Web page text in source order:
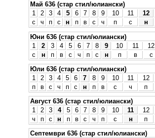
Май 636 (стар стил/юлиански)
1
2 3 4 5 6 7 8 9 10 11 12
с
ч п с н п в с ч п с н
Юни 636 (стар стил/юлиански)
1
2 3 4 5 6 7 8 9 10 11 12
с
н п в с ч п с н п в с
Юли 636 (стар стил/юлиански)
1
2 3 4 5 6 7 8 9 10 11 12
п
в с ч п с н п в с ч п
Август 636 (стар стил/юлиански)
1
2 3 4 5 6 7 8 9 10 11 12
ч
п с н п в с ч п с н п
Септември 636 (стар стил/юлиански)